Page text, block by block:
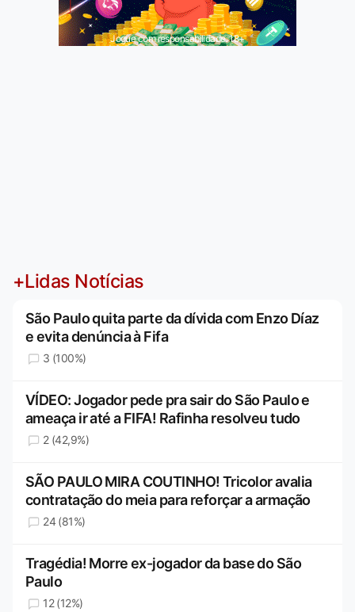
Jogue com responsabilidade. 18+
+Lidas Notícias
São Paulo quita parte da dívida com Enzo Díaz
e evita denúncia à Fifa
3 (100%)
VÍDEO: Jogador pede pra sair do São Paulo e
ameaça ir até a FIFA! Rafinha resolveu tudo
2 (42,9%)
SÃO PAULO MIRA COUTINHO! Tricolor avalia
contratação do meia para reforçar a armação
24 (81%)
Tragédia! Morre ex-jogador da base do São
Paulo
12 (12%)